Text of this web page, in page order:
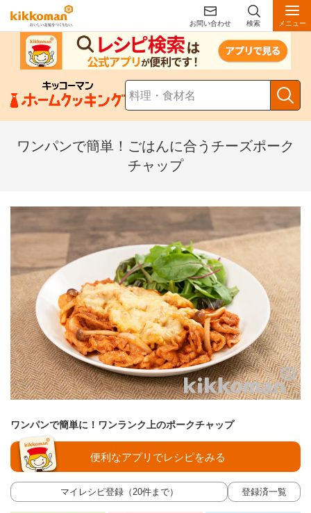
お問い合わせ 検索 メニュー
ワンパンで簡単！ごはんに合うチーズポーク
チャップ
ワンパンで簡単に！ワンランク上のポークチャップ
マイレシピ登録（20件まで） 登録済一覧
便利なアプリでレシピをみる